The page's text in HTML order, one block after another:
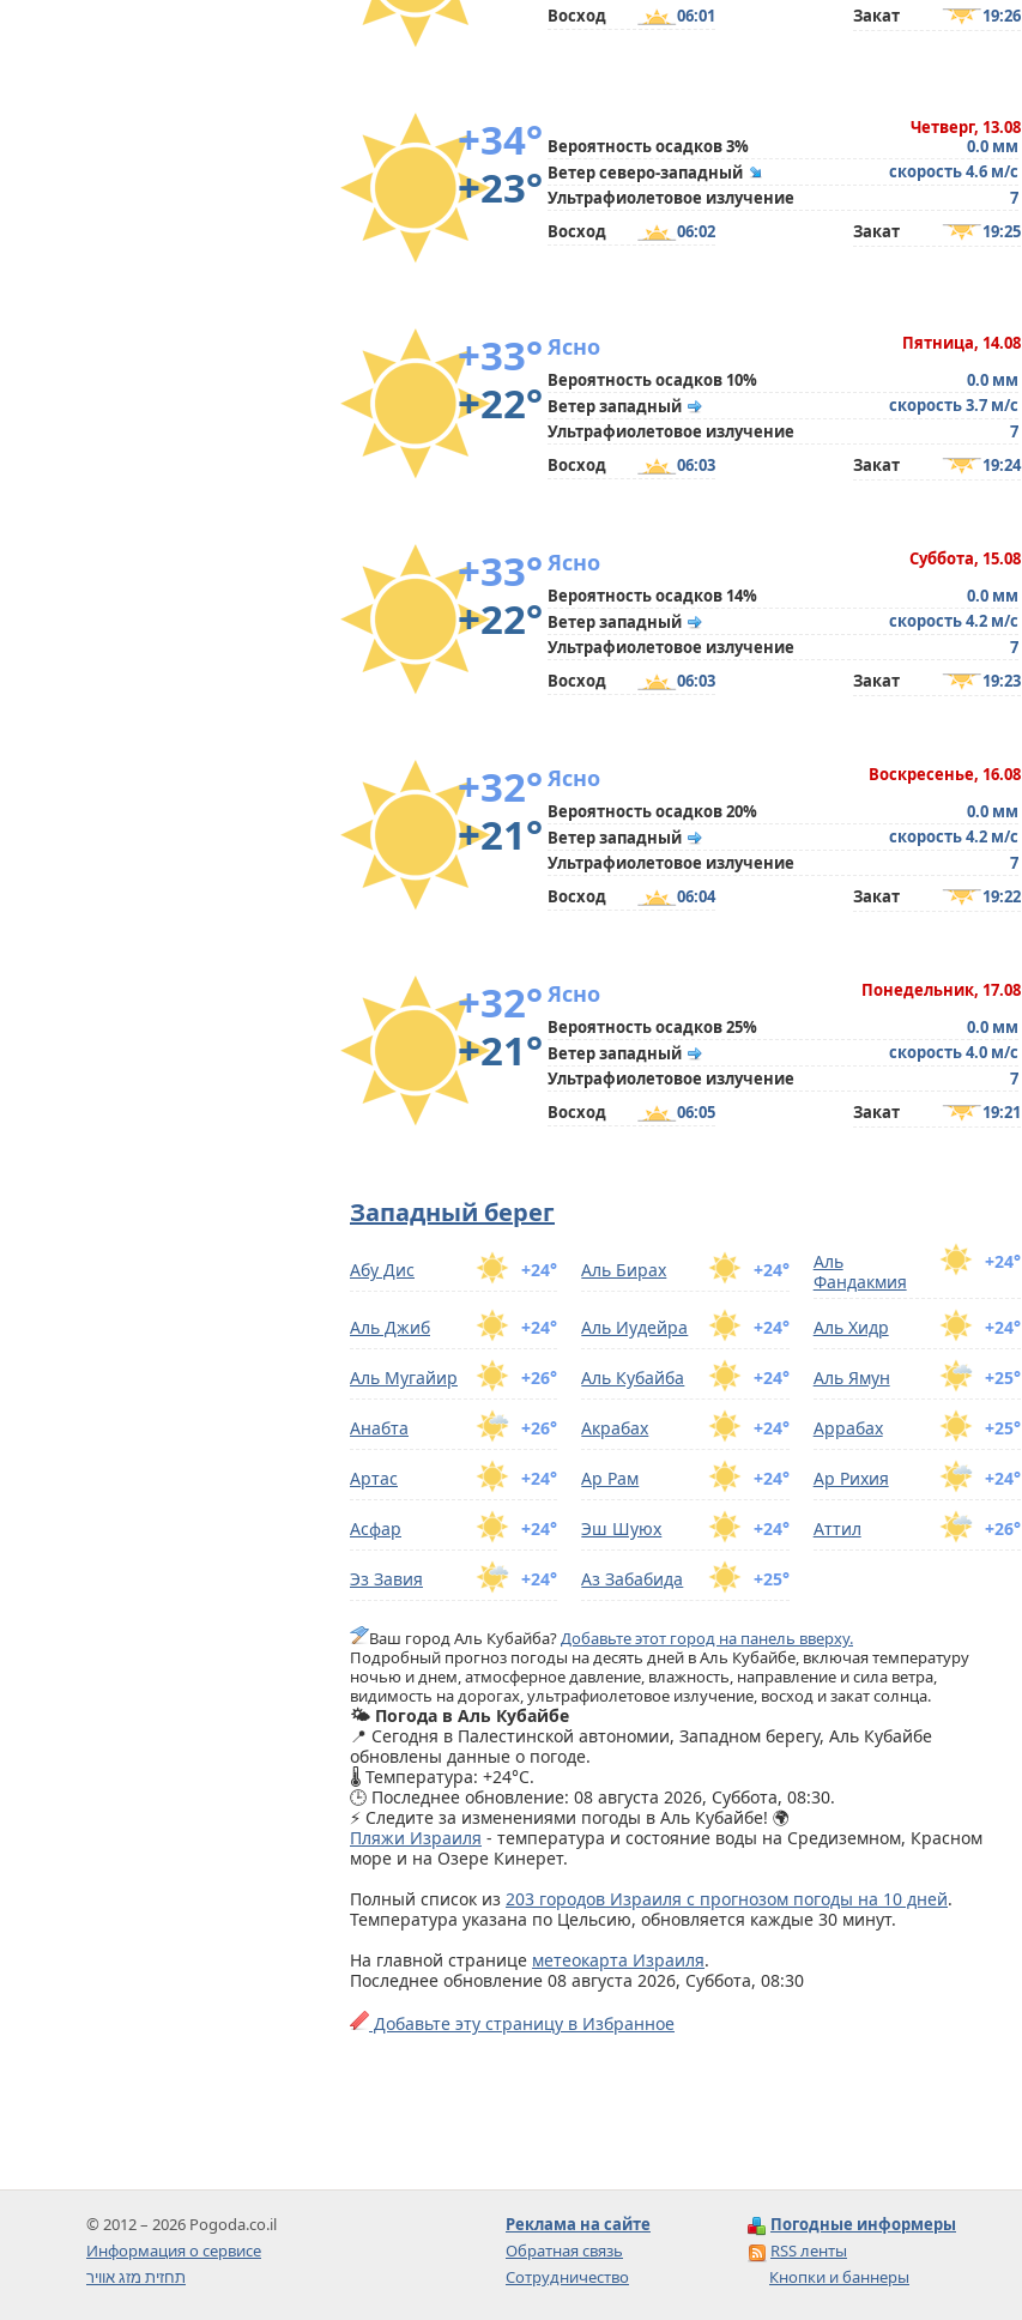
Восход
06:01 Закат 19:26
+34°
+23°
Четверг, 13.08
Вероятность осадков 3%
0.0 мм
Ветер северо-западный
скорость 4.6 м/с
Ультрафиолетовое излучение
7
Восход
06:02 Закат 19:25
+33°
+22°
Пятница, 14.08
Ясно
Вероятность осадков 10%
0.0 мм
Ветер западный
скорость 3.7 м/с
Ультрафиолетовое излучение
7
Восход
06:03 Закат 19:24
+33°
+22°
Суббота, 15.08
Ясно
Вероятность осадков 14%
0.0 мм
Ветер западный
скорость 4.2 м/с
Ультрафиолетовое излучение
7
Восход
06:03 Закат 19:23
+32°
+21°
Воскресенье, 16.08
Ясно
Вероятность осадков 20%
0.0 мм
Ветер западный
скорость 4.2 м/с
Ультрафиолетовое излучение
7
Восход
06:04 Закат 19:22
+32°
+21°
Понедельник, 17.08
Ясно
Вероятность осадков 25%
0.0 мм
Ветер западный
скорость 4.0 м/с
Ультрафиолетовое излучение
7
Восход
06:05 Закат 19:21
Западный берег
+24°
Абу Дис +24°
Аль Бирах +24°
Аль
Фандакмия
+24°
Аль Джиб +24°
Аль Иудейра +24°
Аль Хидр
+26°
Аль Мугайир +24°
Аль Кубайба +25°
Аль Ямун
+26°
Анабта +24°
Акрабах +25°
Аррабах
+24°
Артас +24°
Ар Рам +24°
Ар Рихия
+24°
Асфар +24°
Эш Шуюх +26°
Аттил
+24°
Эз Завия +25°
Аз Забабида
Ваш город Аль Кубайба?Добавьте этот город на панель вверху.
Подробный прогноз погоды на десять дней в Аль Кубайбе, включая температуру
ночью и днем, атмосферное давление, влажность, направление и сила ветра,
видимость на дорогах, ультрафиолетовое излучение, восход и закат солнца.
🌤️ Погода в Аль Кубайбе
📍 Сегодня в Палестинской автономии, Западном берегу, Аль Кубайбе
обновлены данные о погоде.
🌡️ Температура: +24°C.
🕒 Последнее обновление: 08 августа 2026, Суббота, 08:30.
⚡ Следите за изменениями погоды в Аль Кубайбе! 🌍
Пляжи Израиля - температура и состояние воды на Средиземном, Красном
море и на Озере Кинерет.
Полный список из 203 городов Израиля с прогнозом погоды на 10 дней.
Температура указана по Цельсию, обновляется каждые 30 минут.
На главной странице метеокарта Израиля.
Последнее обновление 08 августа 2026, Суббота, 08:30
Добавьте эту страницу в Избранное
© 2012 – 2026 Pogoda.co.il
Информация о сервисе
תחזית מזג אוויר
Реклама на сайте
Обратная связь
Сотрудничество
Погодные информеры
RSS ленты
Кнопки и баннеры